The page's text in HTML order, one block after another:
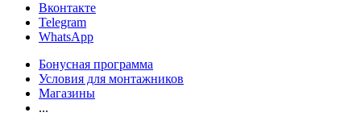
Вконтакте
Telegram
WhatsApp
Бонусная программа
Условия для монтажников
Магазины
...